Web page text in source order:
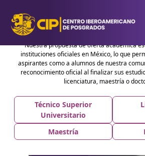
RVOE´s
Nuestra propuesta de oferta académica
instituciones oficiales en México, lo que
aspirantes como a alumnos de nuestra
reconocimiento oficial al finalizar sus
licenciatura, maestría o
Técnico Superior
Universitario
Maestría